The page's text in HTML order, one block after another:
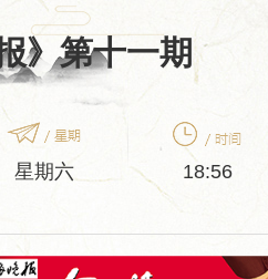
》第十一期
星期六 18:56